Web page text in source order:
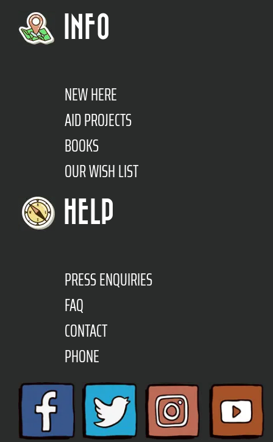
INFO
NEW HERE
AID PROJECTS
BOOKS
OUR WISH LIST
HELP
PRESS ENQUIRIES
FAQ
CONTACT
PHONE